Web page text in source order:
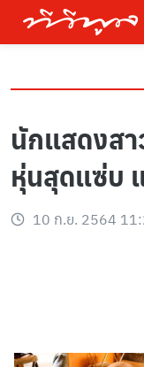
นักแสดงส
หุ่นสุดแซ่บ
10 ก.ย. 2564